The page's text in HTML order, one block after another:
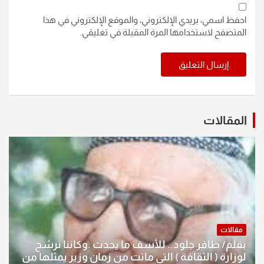
احفظ اسمي، بريدي الإلكتروني، والموقع الإلكتروني في هذا
المتصفح لاستخدامها المرة المقبلة في تعليقي.
المقالات
مقالات
بقلم/ ظافر جلود.. للأسف ما يحدث .وكاننا نرشح
لوزارة ( الثقافة ) التي ماتت من زمان وزير يمثلها من